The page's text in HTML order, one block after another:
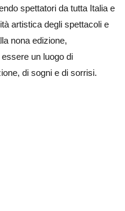
spettatori da tutta Italia e
artistica degli spettacoli e
nona edizione,
un luogo di
di sogni e di sorrisi.